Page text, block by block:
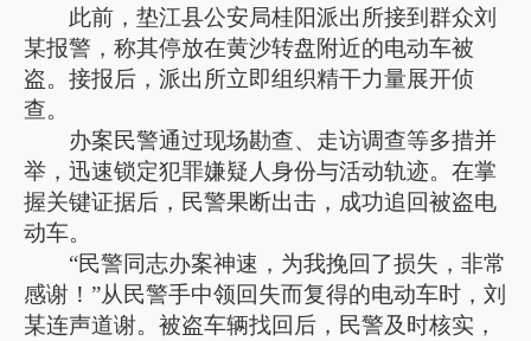
此前，垫江县公安局桂阳派出所接到群众刘
某报警，称其停放在黄沙转盘附近的电动车被
盗。接报后，派出所立即组织精干力量展开侦
查。
办案民警通过现场勘查、走访调查等多措并
举，迅速锁定犯罪嫌疑人身份与活动轨迹。在掌
握关键证据后，民警果断出击，成功追回被盗电
动车。
“民警同志办案神速，为我挽回了损失，非常
感谢！”从民警手中领回失而复得的电动车时，刘
某连声道谢。被盗车辆找回后，民警及时核实，